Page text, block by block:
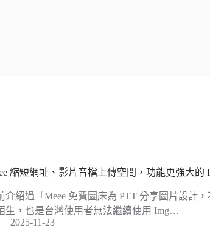
縮短網址、影片音檔上傳空間，功能更強大的
介紹過「Meee 免費圖床為 PTT 分享圖片設計
生，也是台灣使用者無法繼續使用 Img…
2025-11-23